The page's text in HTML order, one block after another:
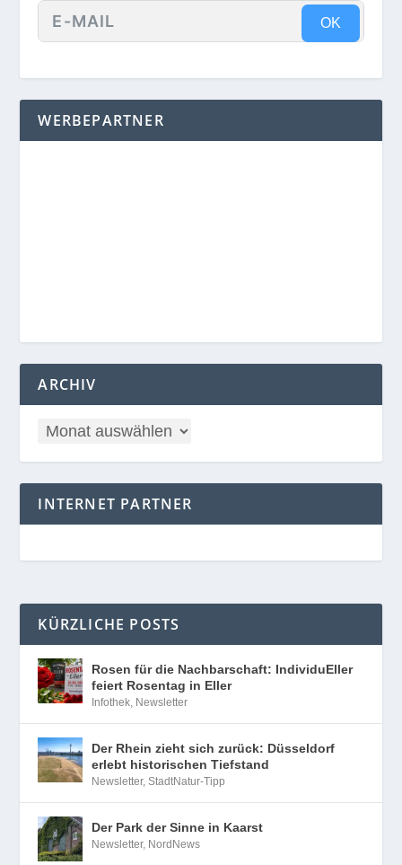
OK
WERBEPARTNER
ARCHIV
INTERNET PARTNER
KÜRZLICHE POSTS
Rosen für die Nachbarschaft: IndividuEller
feiert Rosentag in Eller
Infothek, Newsletter
Der Rhein zieht sich zurück: Düsseldorf
erlebt historischen Tiefstand
Newsletter,StadtNatur-Tipp
Der Park der Sinne in Kaarst
Newsletter, NordNews